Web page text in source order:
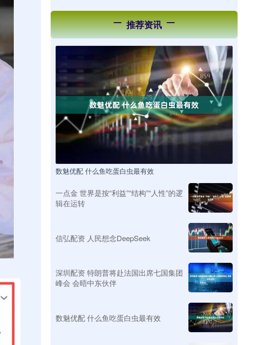
推荐资讯
数魅优配 什么鱼吃蛋白虫最有效
一点金 世界是按“利益”“结构”“人性”的逻
辑在运转
信弘配资 人民想念DeepSeek
深圳配资 特朗普将赴法国出席七国集团
峰会 会晤中东伙伴
数魅优配 什么鱼吃蛋白虫最有效